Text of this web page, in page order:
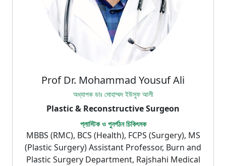
Prof Dr. Mohammad Yousuf Ali
অধ্যাপক ডাঃ মোহাম্মদ ইউসুফ আলী
Plastic & Reconstructive Surgeon
প্লাস্টিক ও পুনর্গঠন চিকিৎসক
MBBS (RMC), BCS (Health), FCPS (Surgery), MS
(Plastic Surgery) Assistant Professor, Burn and
Plastic Surgery Department, Rajshahi Medical